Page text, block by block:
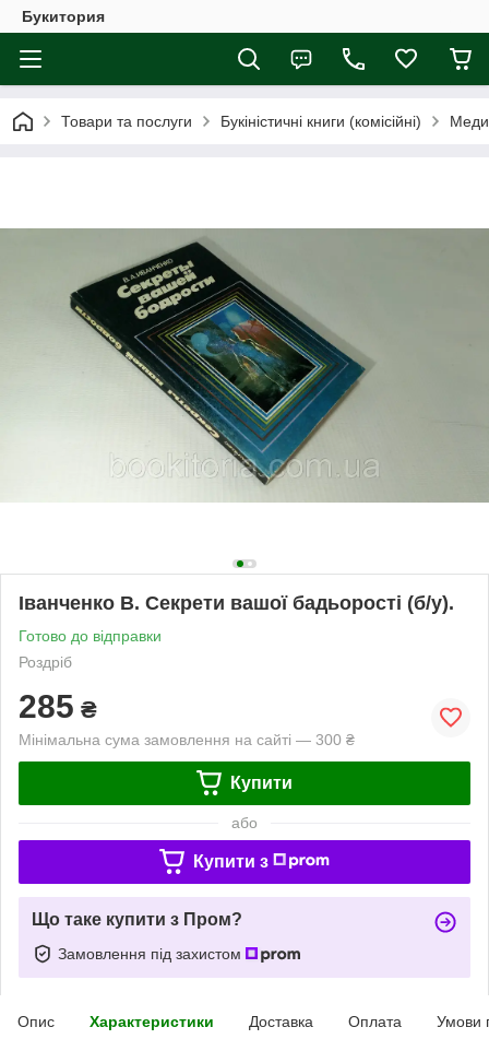
Букитория
Товари та послуги Букіністичні книги (комісійні)
Іванченко В. Секрети вашої бадьорості (б/у).
Готово до відправки
Роздріб
285 ₴
Мінімальна сума замовлення на сайті — 300 ₴
Купити
або
Купити з
Що таке купити з Пром?
Замовлення під захистом
Опис Характеристики Доставка Оплата Умови